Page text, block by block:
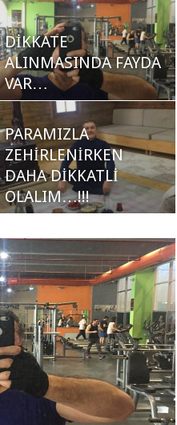
DİKKATE
ALINMASINDA FAYDA
VAR…
PARAMIZLA
ZEHİRLENİRKEN
DAHA DİKKATLİ
OLALIM…!!!